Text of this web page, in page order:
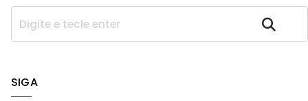
s
i
Pesquisar
SIGA